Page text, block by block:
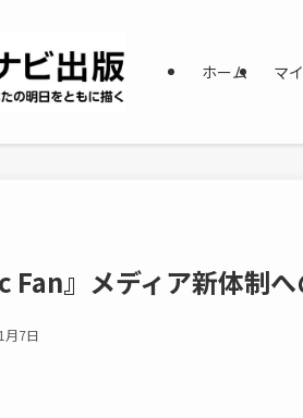
ホーム マ
Fan』メディア新体制
月7日